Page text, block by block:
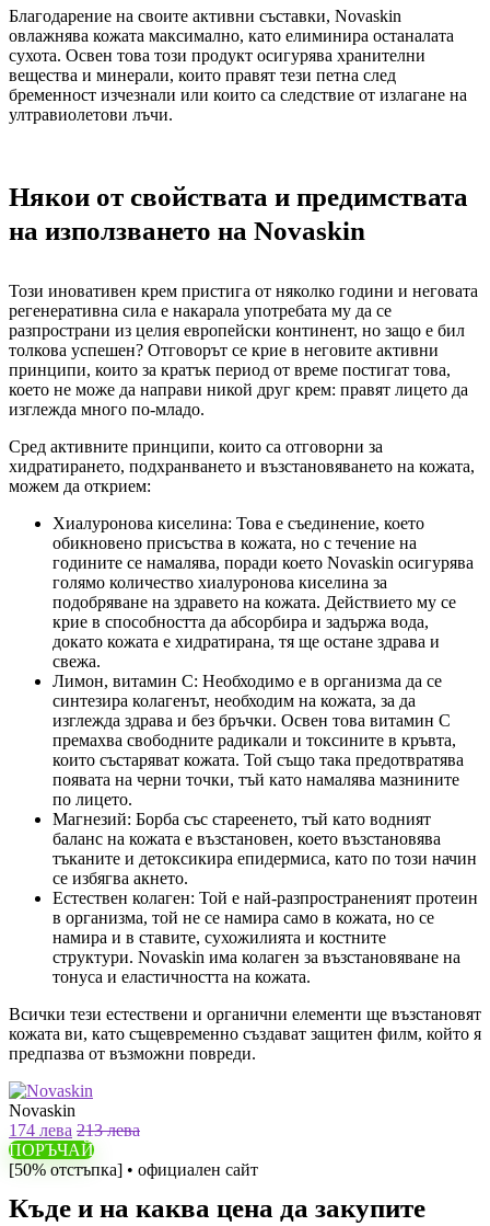
Благодарение на своите активни съставки, Novaskin
овлажнява кожата максимално, като елиминира останалата
сухота. Освен това този продукт осигурява хранителни
вещества и минерали, които правят тези петна след
бременност изчезнали или които са следствие от излагане на
ултравиолетови лъчи.
Някои от свойствата и предимствата
на използването на Novaskin
Този иновативен крем пристига от няколко години и неговата
регенеративна сила е накарала употребата му да се
разпространи из целия европейски континент, но защо е бил
толкова успешен? Отговорът се крие в неговите активни
принципи, които за кратък период от време постигат това,
което не може да направи никой друг крем: правят лицето да
изглежда много по-младо.
Сред активните принципи, които са отговорни за
хидратирането, подхранването и възстановяването на кожата,
можем да открием:
Хиалуронова киселина: Това е съединение, което
обикновено присъства в кожата, но с течение на
годините се намалява, поради което Novaskin осигурява
голямо количество хиалуронова киселина за
подобряване на здравето на кожата. Действието му се
крие в способността да абсорбира и задържа вода,
докато кожата е хидратирана, тя ще остане здрава и
свежа.
Лимон, витамин С: Необходимо е в организма да се
синтезира колагенът, необходим на кожата, за да
изглежда здрава и без бръчки. Освен това витамин С
премахва свободните радикали и токсините в кръвта,
които състаряват кожата. Той също така предотвратява
появата на черни точки, тъй като намалява мазнините
по лицето.
Магнезий: Борба със стареенето, тъй като водният
баланс на кожата е възстановен, което възстановява
тъканите и детоксикира епидермиса, като по този начин
се избягва акнето.
Естествен колаген: Той е най-разпространеният протеин
в организма, той не се намира само в кожата, но се
намира и в ставите, сухожилията и костните
структури. Novaskin има колаген за възстановяване на
тонуса и еластичността на кожата.
Всички тези естествени и органични елементи ще възстановят
кожата ви, като същевременно създават защитен филм, който я
предпазва от възможни повреди.
Novaskin
174 лева 213 лева
ПОРЪЧАЙ
[50% отстъпка] • официален сайт
Къде и на каква цена да закупите